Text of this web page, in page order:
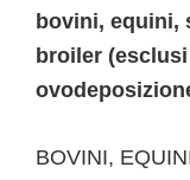
bovini, equini,
broiler
BOVINI,